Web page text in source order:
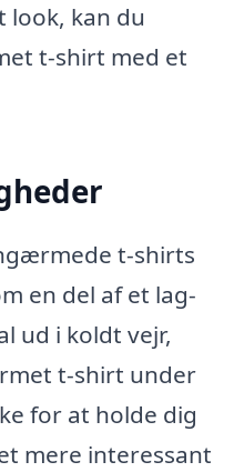
look, kan du
t-shirt med et
t-shirts
en del af et lag-
ud i koldt vejr,
t-shirt under
for at holde dig
mere interessant